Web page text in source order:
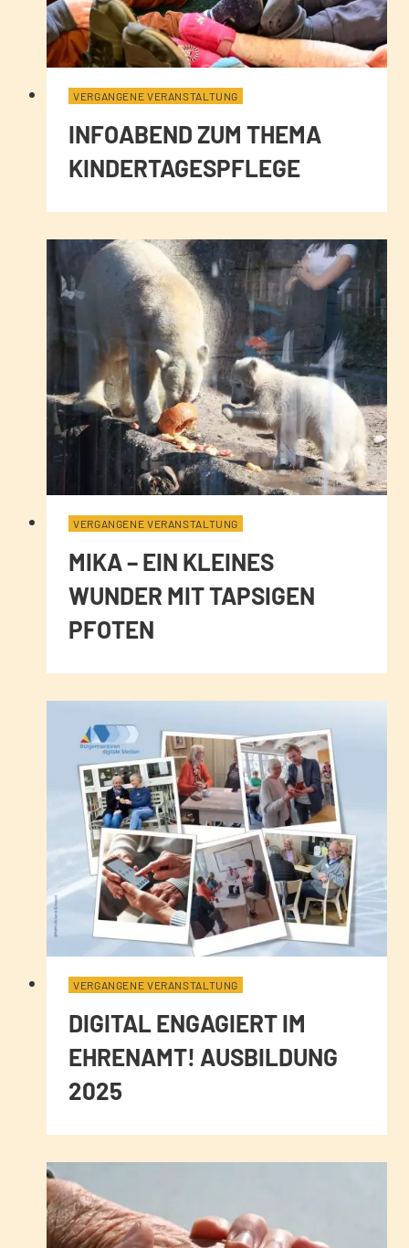
VERGANGENE VERANSTALTUNG
INFOABEND ZUM THEMA
KINDERTAGESPFLEGE
VERGANGENE VERANSTALTUNG
MIKA – EIN KLEINES
WUNDER MIT TAPSIGEN
PFOTEN
VERGANGENE VERANSTALTUNG
DIGITAL ENGAGIERT IM
EHRENAMT! AUSBILDUNG
2025